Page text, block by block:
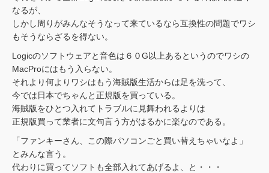
なるが、
しかし周りがみんなそうなって来ているなら互換性の問題でワシ
もそうならざるを得ない。
Logicのソフトウェアと音色は６０G以上あるというのでワシの
MacProにはもう入らない。
それより何よりワシはもう海賊版生活からは足を洗って、
今では日本でちゃんと正規版を買っている。
海賊版をひとつ入れてトラブルに見舞われるよりは
正規版買って業者に文句言う方がはるかに楽なのである。
「ファンキーさん、この際パソコンごと買い替えちゃいなよ」
とみんな言う。
代わりに買ってソフトも全部入れてあげるよ、と・・・